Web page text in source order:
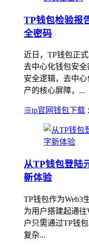
TP钱包检验报
全密码
近日，TP钱包正
去中心化钱包安
安全逻辑，去中
产的核心屏障，...
tp官网钱包下载
从TP钱包登陆
新体验
TP钱包作为Web3
为用户搭建起通往
户只需通过TP钱
复杂...